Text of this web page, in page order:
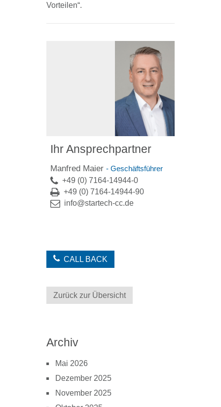
Vorteilen“.
Ihr Ansprechpartner
Manfred Maier - Geschäftsführer
+49 (0) 7164-14944-0
+49 (0) 7164-14944-90
info@startech-cc.de
CALL BACK
Zurück zur Übersicht
Archiv
Mai 2026
Dezember 2025
November 2025